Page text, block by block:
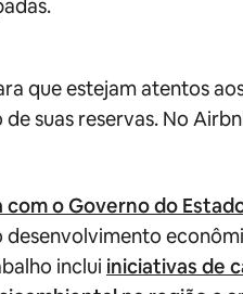
que estejam atentos
suas reservas. No
com o Governo do
inclui iniciativas de